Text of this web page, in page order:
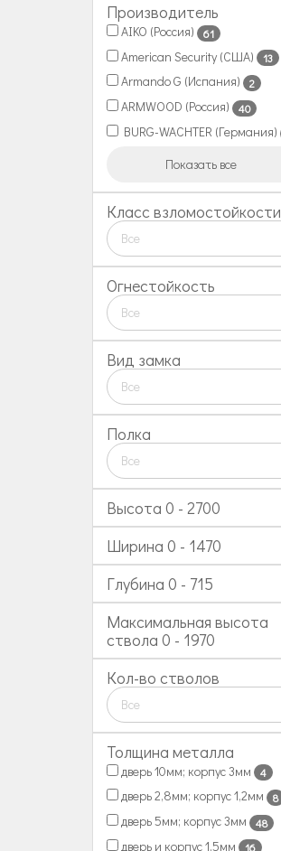
Производитель
AIKO (Россия) 61
American Security (США) 13
Armando G (Испания) 2
ARMWOOD (Россия) 40
BURG-WACHTER (Германия)
Показать все
Класс взломостойкости
Все
Огнестойкость
Все
Вид замка
Все
Полка
Все
Высота 0 - 2700
Ширина 0 - 1470
Глубина 0 - 715
Максимальная высота
ствола 0 - 1970
Кол-во стволов
Все
Толщина металла
дверь 10мм; корпус 3мм 4
дверь 2,8мм; корпус 1,2мм 8
дверь 5мм; корпус 3мм 48
дверь и корпус 1,5мм 16